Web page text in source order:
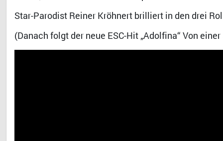
Star-Parodist Reiner Kröhnert brilliert in den drei
(Danach folgt der neue ESC-Hit „Adolfina“ Von